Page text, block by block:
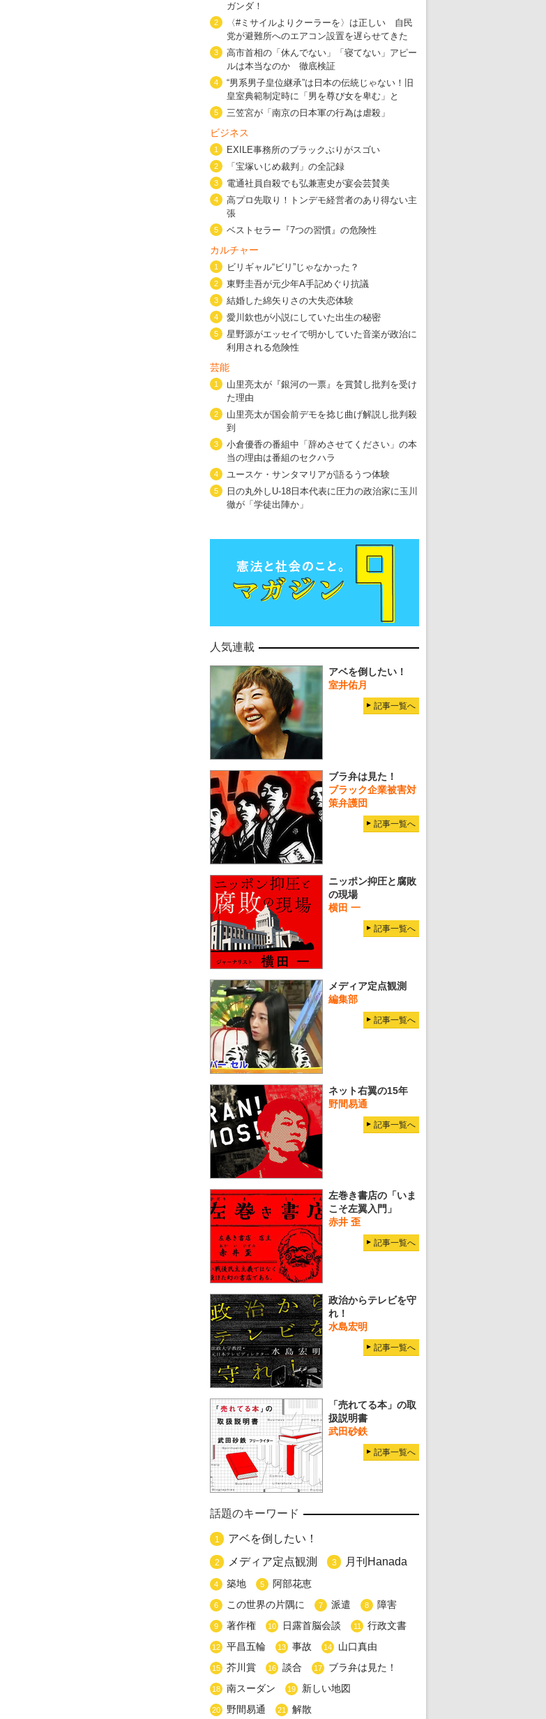
ガンダ！
2
〈#ミサイルよりクーラーを〉は正しい 自民
党が避難所へのエアコン設置を遅らせてきた
3
高市首相の「休んでない」「寝てない」アピー
ルは本当なのか 徹底検証
4
“男系男子皇位継承”は日本の伝統じゃない！旧
皇室典範制定時に「男を尊び女を卑む」と
5 三笠宮が「南京の日本軍の行為は虐殺」
ビジネス
1 EXILE事務所のブラックぶりがスゴい
2 「宝塚いじめ裁判」の全記録
3 電通社員自殺でも弘兼憲史が宴会芸賛美
4
高プロ先取り！トンデモ経営者のあり得ない主
張
5 ベストセラー『7つの習慣』の危険性
カルチャー
1 ビリギャル“ビリ”じゃなかった？
2 東野圭吾が元少年A手記めぐり抗議
3 結婚した綿矢りさの大失恋体験
4 愛川欽也が小説にしていた出生の秘密
5
星野源がエッセイで明かしていた音楽が政治に
利用される危険性
芸能
1
山里亮太が『銀河の一票』を賞賛し批判を受け
た理由
2
山里亮太が国会前デモを捻じ曲げ解説し批判殺
到
3
小倉優香の番組中「辞めさせてください」の本
当の理由は番組のセクハラ
4 ユースケ・サンタマリアが語るうつ体験
5
日の丸外しU-18日本代表に圧力の政治家に玉川
徹が「学徒出陣か」
人気連載
アベを倒したい！
室井佑月
記事一覧へ
ブラ弁は見た！
ブラック企業被害対
策弁護団
記事一覧へ
ニッポン抑圧と腐敗
の現場
横田 一
記事一覧へ
メディア定点観測
編集部
記事一覧へ
ネット右翼の15年
野間易通
記事一覧へ
左巻き書店の「いま
こそ左翼入門」
赤井 歪
記事一覧へ
政治からテレビを守
れ！
水島宏明
記事一覧へ
「売れてる本」の取
扱説明書
武田砂鉄
記事一覧へ
話題のキーワード
1 アベを倒したい！
2 メディア定点観測 3 月刊Hanada
4 築地 5 阿部花恵
6 この世界の片隅に 7 派遣 8 障害
9 著作権 10 日露首脳会談 11 行政文書
12 平昌五輪 13 事故 14 山口真由
15 芥川賞 16 談合 17 ブラ弁は見た！
18 南スーダン 19 新しい地図
20 野間易通 21 解散